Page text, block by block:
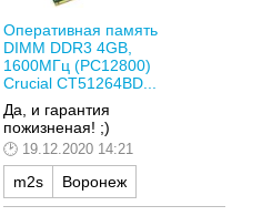
Оперативная память
DIMM DDR3 4GB,
1600МГц (PC12800)
Crucial CT51264BD...
Да, и гарантия
пожизненая! ;)
19.12.2020 14:21
m2s Воронеж